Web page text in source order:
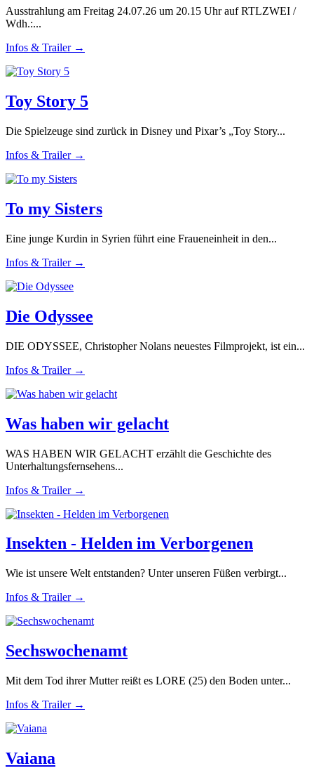
Ausstrahlung am Freitag 24.07.26 um 20.15 Uhr auf RTLZWEI /
Wdh.:...
Infos & Trailer →
Toy Story 5
Die Spielzeuge sind zurück in Disney und Pixar’s „Toy Story...
Infos & Trailer →
To my Sisters
Eine junge Kurdin in Syrien führt eine Fraueneinheit in den...
Infos & Trailer →
Die Odyssee
DIE ODYSSEE, Christopher Nolans neuestes Filmprojekt, ist ein...
Infos & Trailer →
Was haben wir gelacht
WAS HABEN WIR GELACHT erzählt die Geschichte des
Unterhaltungsfernsehens...
Infos & Trailer →
Insekten - Helden im Verborgenen
Wie ist unsere Welt entstanden? Unter unseren Füßen verbirgt...
Infos & Trailer →
Sechswochenamt
Mit dem Tod ihrer Mutter reißt es LORE (25) den Boden unter...
Infos & Trailer →
Vaiana